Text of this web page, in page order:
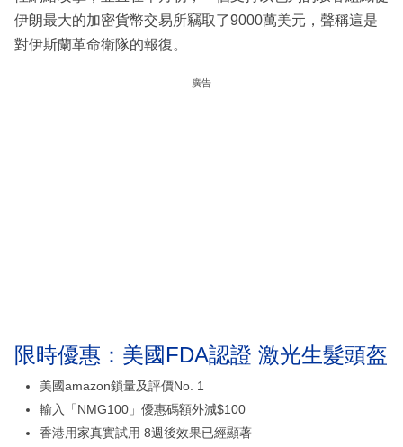
伊朗最大的加密貨幣交易所竊取了9000萬美元，聲稱這是
對伊斯蘭革命衛隊的報復。
廣告
限時優惠：美國FDA認證 激光生髮頭盔
美國amazon鎖量及評價No. 1
輸入「NMG100」優惠碼額外減$100
香港用家真實試用 8週後效果已經顯著